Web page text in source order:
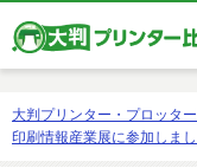
大判プリンター・プロッタ
印刷情報産業展に参加しまし